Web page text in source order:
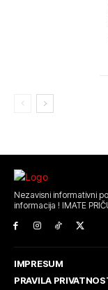
Nezavisni informativni
informacija ! IMATE
IMPRESUM
PRAVILA